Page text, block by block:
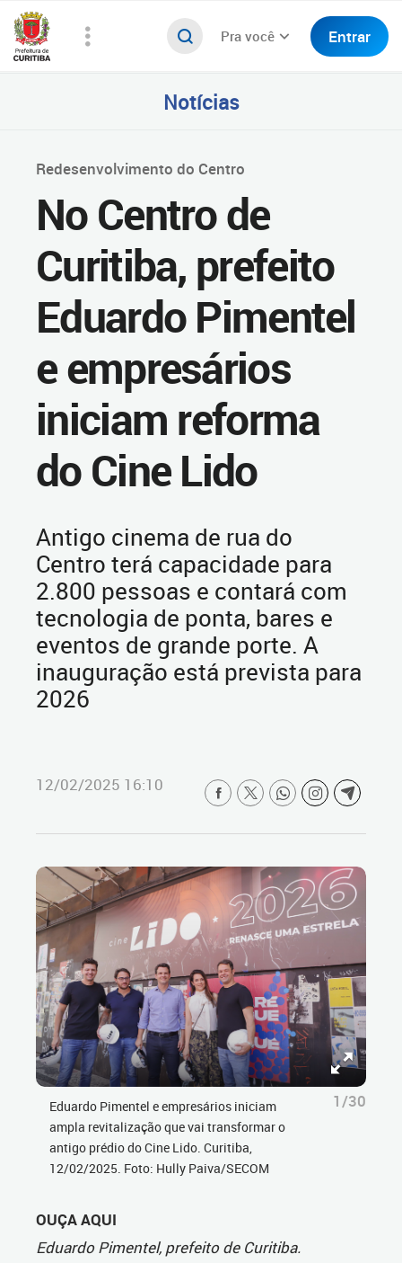
Pra você Entrar
Notícias
Redesenvolvimento do Centro
No Centro de
Curitiba, prefeito
Eduardo Pimentel
e empresários
iniciam reforma
do Cine Lido
Antigo cinema de rua do
Centro terá capacidade para
2.800 pessoas e contará com
tecnologia de ponta, bares e
eventos de grande porte. A
inauguração está prevista para
2026
12/02/2025 16:10
Eduardo Pimentel e empresários iniciam
ampla revitalização que vai transformar o
antigo prédio do Cine Lido. Curitiba,
12/02/2025. Foto: Hully Paiva/SECOM
1/30
OUÇA AQUI
Eduardo Pimentel, prefeito de Curitiba.